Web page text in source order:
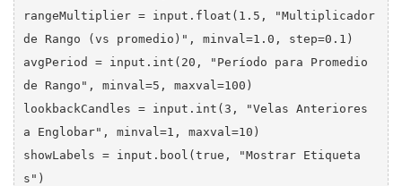
rangeMultiplier = input.float(1.5, "Multiplicador
de Rango (vs promedio)", minval=1.0, step=0.1)
avgPeriod = input.int(20, "Período para Promedio
de Rango", minval=5, maxval=100)
lookbackCandles = input.int(3, "Velas Anteriores
a Englobar", minval=1, maxval=10)
showLabels = input.bool(true, "Mostrar Etiqueta
s")